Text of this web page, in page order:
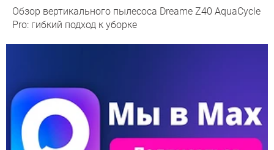
Обзор вертикального пылесоса Dreame Z40 AquaCycle
Pro: гибкий подход к уборке